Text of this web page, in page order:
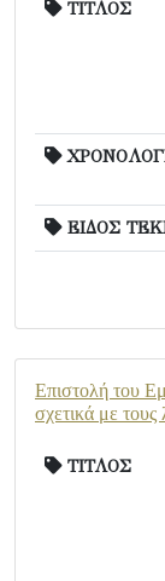
ΤΙΤΛΟΣ
ΕΙΔΟΣ
Επιστολή του
σχετικά με
ΤΙΤΛΟΣ